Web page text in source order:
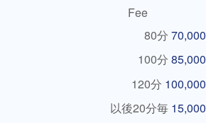
Fee
80分 70,000
100分 85,000
120分 100,000
以後20分毎 15,000